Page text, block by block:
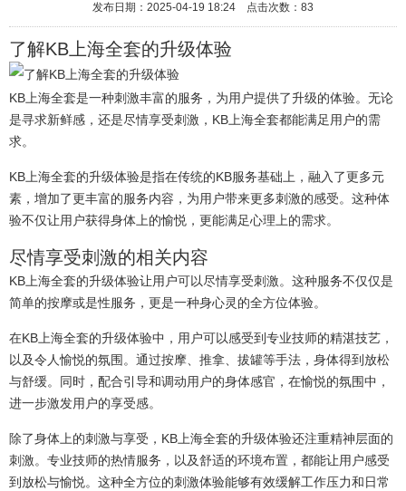
发布日期：2025-04-19 18:24 点击次数：83
了解KB上海全套的升级体验
KB上海全套是一种刺激丰富的服务，为用户提供了升级的体验。无论
是寻求新鲜感，还是尽情享受刺激，KB上海全套都能满足用户的需
求。
KB上海全套的升级体验是指在传统的KB服务基础上，融入了更多元
素，增加了更丰富的服务内容，为用户带来更多刺激的感受。这种体
验不仅让用户获得身体上的愉悦，更能满足心理上的需求。
尽情享受刺激的相关内容
KB上海全套的升级体验让用户可以尽情享受刺激。这种服务不仅仅是
简单的按摩或是性服务，更是一种身心灵的全方位体验。
在KB上海全套的升级体验中，用户可以感受到专业技师的精湛技艺，
以及令人愉悦的氛围。通过按摩、推拿、拔罐等手法，身体得到放松
与舒缓。同时，配合引导和调动用户的身体感官，在愉悦的氛围中，
进一步激发用户的享受感。
除了身体上的刺激与享受，KB上海全套的升级体验还注重精神层面的
刺激。专业技师的热情服务，以及舒适的环境布置，都能让用户感受
到放松与愉悦。这种全方位的刺激体验能够有效缓解工作压力和日常